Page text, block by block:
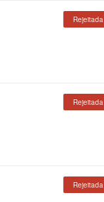
Rejeitada
Rejeitada
Rejeitada